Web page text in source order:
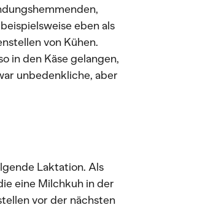
eben als
von Kühen.
in den Käse gelangen,
unbedenkliche, aber
Laktation. Als
eine Milchkuh in der
vor der nächsten